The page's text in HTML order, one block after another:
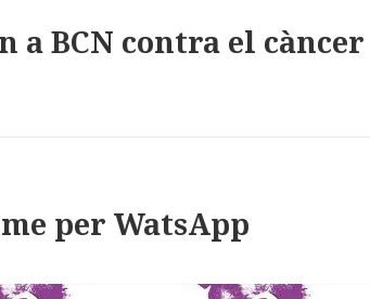
a BCN contra el
per WatsApp